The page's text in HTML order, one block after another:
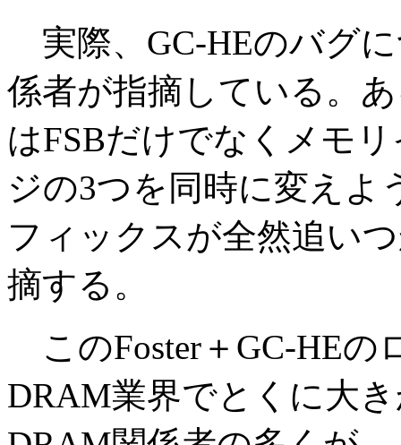
実際、GC-HEのバグ
係者が指摘している。
はFSBだけでなくメモ
ジの3つを同時に変えよ
フィックスが全然追い
摘する。
このFoster＋GC-HEの
DRAM業界でとくに大